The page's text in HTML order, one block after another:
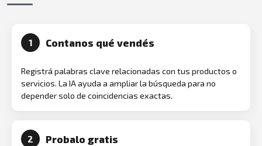
1 Contanos qué vendés
Registrá palabras clave relacionadas con tus productos o
servicios. La IA ayuda a ampliar la búsqueda para no
depender solo de coincidencias exactas.
2 Probalo gratis